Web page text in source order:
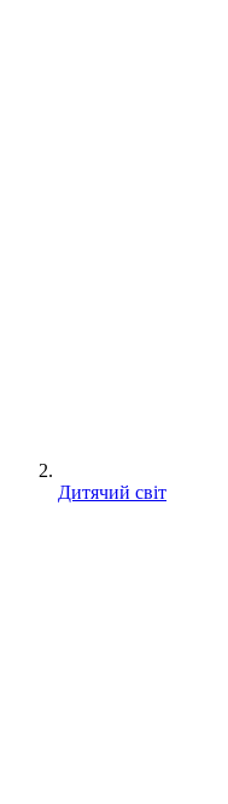
Дитячий світ